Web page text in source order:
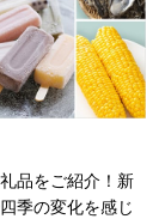
品をご紹介！新
季の変化を感じ